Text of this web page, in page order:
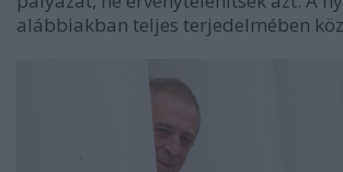
alábbiakban teljes terjedelmében